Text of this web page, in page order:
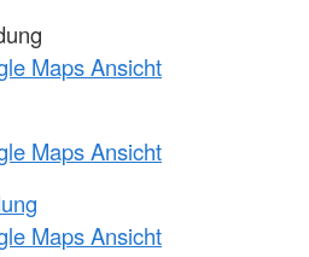
Maps Ansicht
Maps Ansicht
Maps Ansicht